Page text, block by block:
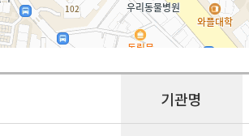
기관명